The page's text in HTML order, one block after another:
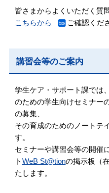
皆さまからよくいただく質
こちらから
ご確認くだ
講習会等のご案内
学生ケア・サポート課では
のための学生向けセミナー
の募集、
その育成のためのノートテ
す。
セミナーや講習会等の開催
トWeB St@tionの掲示板（
たします。